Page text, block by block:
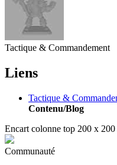
Tactique & Commandement
Liens
Tactique &
Contenu/Blog
Encart colonne top 200 x
Communauté